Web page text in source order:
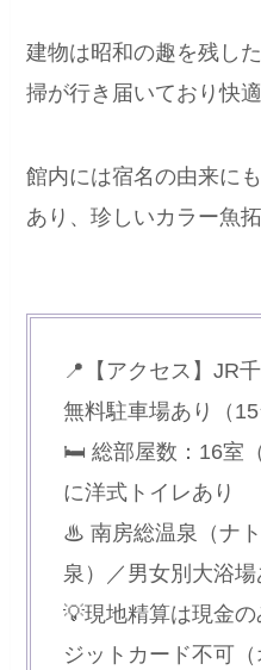
建物は昭和の趣を残し
掃が行き届いており快適
館内には宿名の由来に
あり、珍しいカラー魚
📍【アクセス】JR
無料駐車場あり（15
🛏 総部屋数：16室
に洋式トイレあり
♨ 南房総温泉（ナ
泉）／男女別大浴場
💡現地精算は現金
ジットカード不可